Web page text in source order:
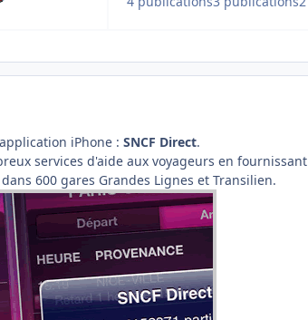
overview
iPhone : SNCF Direct.
services d'aide aux voyageurs en
600 gares Grandes Lignes et Transilien.